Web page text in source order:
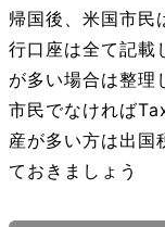
帰国後、米国市
行口座は全て記載
が多い場合は整
市民でなければ
産が多い方は出国
ておきましょう